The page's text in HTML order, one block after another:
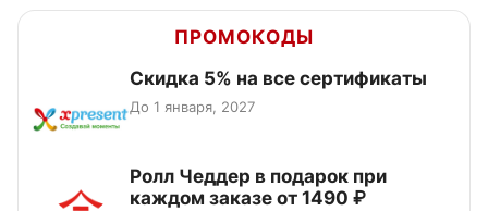
ПРОМОКОДЫ
Скидка 5% на все сертификаты
До 1 января, 2027
Ролл Чеддер в подарок при
каждом заказе от 1490 ₽